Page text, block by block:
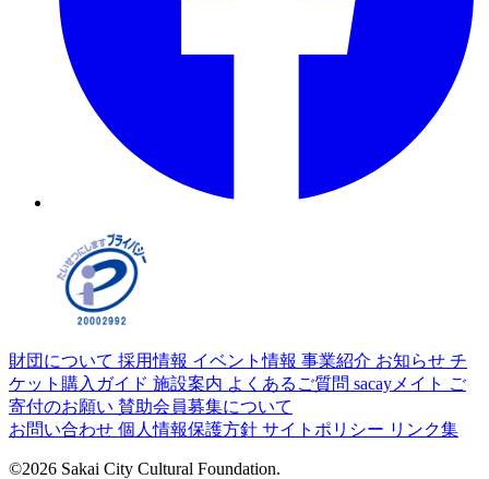
財団について 採用情報 イベント情報 事業紹介 お知らせ チ
ケット購入ガイド 施設案内 よくあるご質問 sacayメイト ご
寄付のお願い 賛助会員募集について
お問い合わせ 個人情報保護方針 サイトポリシー リンク集
©2026 Sakai City Cultural Foundation.